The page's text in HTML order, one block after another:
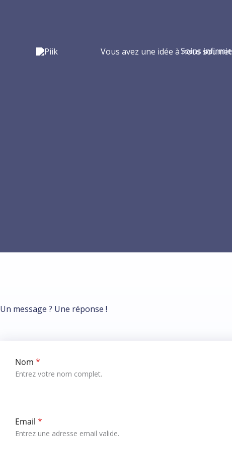
Soins
Vous avez une idée à nous
Un message ? Une réponse !
Nom *
Entrez votre nom complet.
Email *
Entrez une adresse email valide.